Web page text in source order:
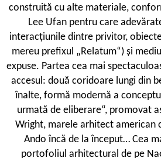
construită cu alte materiale,
Lee Ufan pentru care
interacțiunile dintre privitor,
mereu prefixul „Relatum“) și
expuse. Partea cea mai
accesul: două coridoare lungi din
înalte, formă modernă a
urmată de eliberare“, promovat
Wright, marele arhitect american
Ando încă de la început… Cea
portofoliul arhitectural de pe